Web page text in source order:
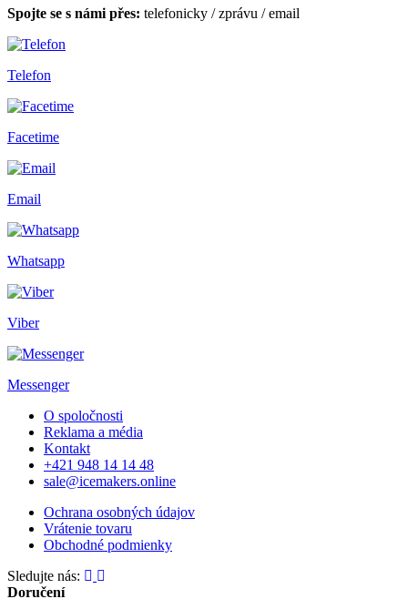
Spojte se s námi přes: telefonicky /zprávu /email
Telefon
Facetime
Email
Whatsapp
Viber
Messenger
O spoločnosti
Reklama a média
Kontakt
+421 948 14 14 48
sale@icemakers.online
Ochrana osobných údajov
Vrátenie tovaru
Obchodné podmienky
Sledujte nás:
Doručení